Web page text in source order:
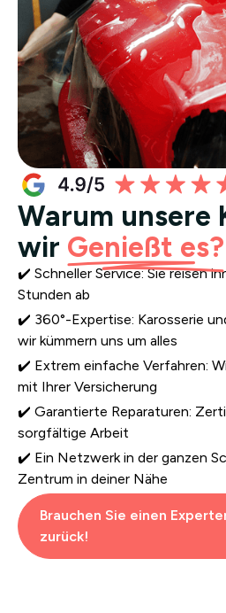
Warum unsere
wir Genießt es?
✔️ Schneller Service: Sie reisen
Stunden ab
✔️ 360°-Expertise: Karosserie
wir kümmern uns um alles
✔️ Extrem einfache Verfahren:
mit Ihrer Versicherung
✔️ Garantierte Reparaturen:
sorgfältige Arbeit
✔️ Ein Netzwerk in der ganzen
Zentrum in deiner Nähe
Brauchen Sie einen
zurück!